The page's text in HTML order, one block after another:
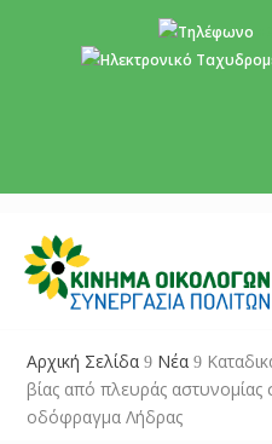
Αρχική Σελίδα 9 Νέα 9
βίας από πλευράς αστυνομίας
οδόφραγμα Λήδρας